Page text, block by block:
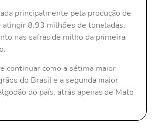
principalmente pela produção de
atingir 8,93 milhões de toneladas,
nas safras de milho da primeira
continuar como a sétima maior
do Brasil e a segunda maior
do país, atrás apenas de Mato